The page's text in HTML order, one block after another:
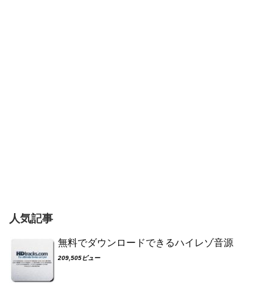
人気記事
無料でダウンロードできるハイレゾ音源
209,505ビュー